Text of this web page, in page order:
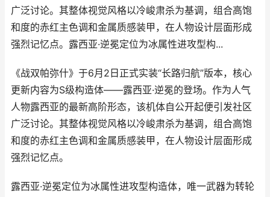
广泛讨论。其整体视觉风格以冷峻肃杀为基调，组合高饱
和度的赤红主色调和金属质感装甲，在人物设计层面形成
强烈记忆点。露西亚·逆冕定位为冰属性进攻型构...
《战双帕弥什》于6月2日正式实装“长路归航”版本，核心
更新内容为S级构造体——露西亚·逆冕的登场。作为人气
人物露西亚的最新高阶形态，该机体自公开起便引发社区
广泛讨论。其整体视觉风格以冷峻肃杀为基调，组合高饱
和度的赤红主色调和金属质感装甲，在人物设计层面形成
强烈记忆点。
露西亚·逆冕定位为冰属性进攻型构造体，唯一武器为转轮